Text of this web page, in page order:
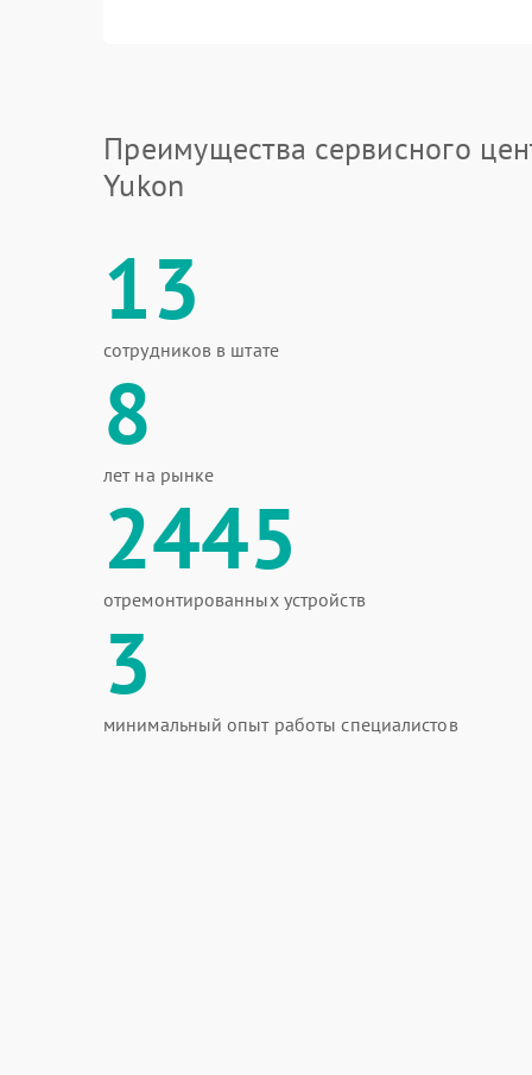
Преимущества сервисного
Yukon
13
сотрудников в штате
8
лет на рынке
2445
отремонтированных устройств
3
минимальный опыт работы специалистов